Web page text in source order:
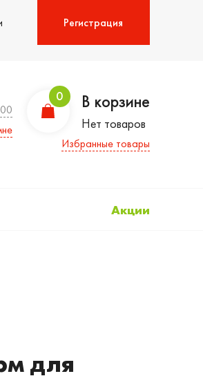
Регистрация
0 В корзине
Нет товаров
Избранные товары
Акции
для